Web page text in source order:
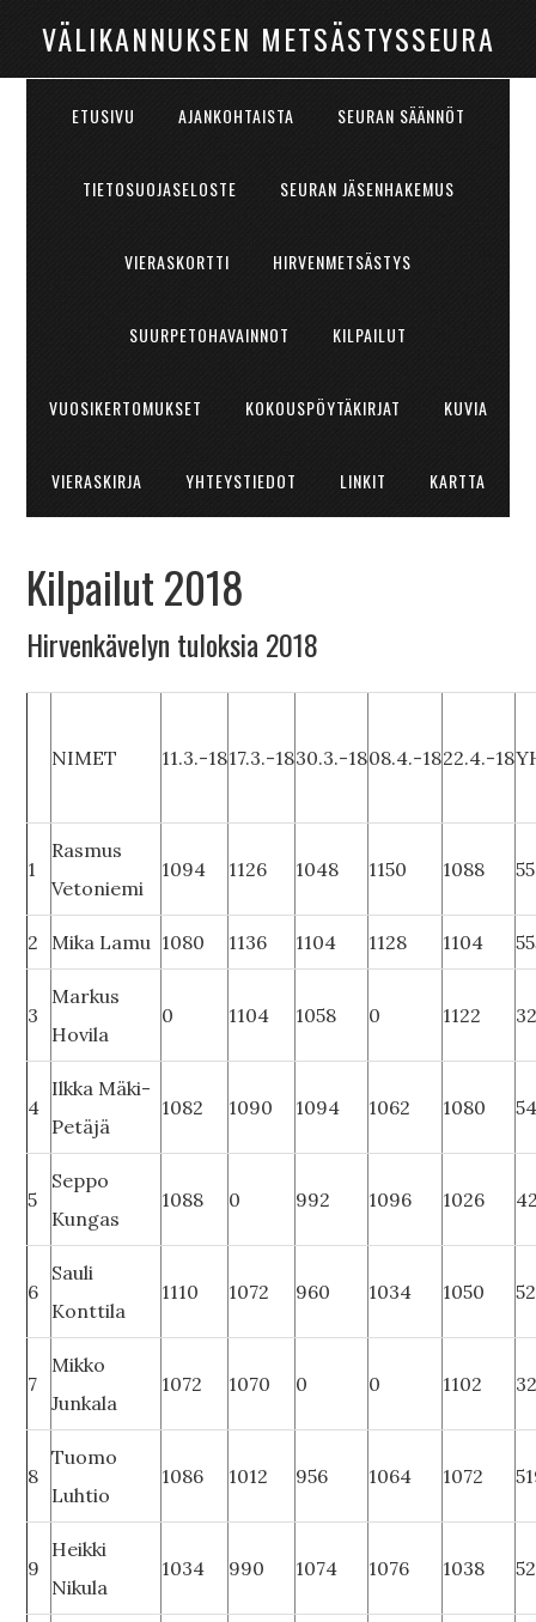
VÄLIKANNUKSEN METSÄSTYSSEURA
ETUSIVU AJANKOHTAISTA SEURAN SÄÄNNÖT
TIETOSUOJASELOSTE SEURAN JÄSENHAKEMUS
VIERASKORTTI HIRVENMETSÄSTYS
SUURPETOHAVAINNOT KILPAILUT
VUOSIKERTOMUKSET KOKOUSPÖYTÄKIRJAT KUVIA
VIERASKIRJA YHTEYSTIEDOT LINKIT KARTTA
Kilpailut 2018
Hirvenkävelyn tuloksia 2018
NIMET 11.3.-1817.3.-1830.3.-1808.4.-1822.4.-18
1
Rasmus
Vetoniemi
1094 1126 1048 1150 1088
2 Mika Lamu 1080 1136 1104 1128 1104
3
Markus
Hovila
0 1104 1058 0 1122
4
Ilkka Mäki-
Petäjä
1082 1090 1094 1062 1080
5
Seppo
Kungas
1088 0 992 1096 1026
6
Sauli
Konttila
1110 1072 960 1034 1050
7
Mikko
Junkala
1072 1070 0 0 1102
8
Tuomo
Luhtio
1086 1012 956 1064 1072
9
Heikki
Nikula
1034 990 1074 1076 1038